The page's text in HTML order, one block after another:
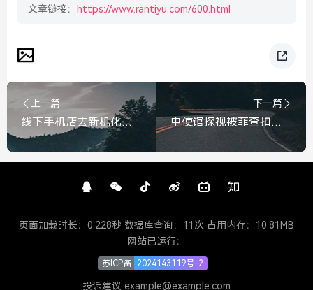
文章链接：
https://www.rantiyu.com/600.html
上一篇
线下手机店去新机化现象，老板直言基本不卖新机了，线下手机店去新机化，老板直言基本不卖新机了
下一篇
中使馆探视被菲查扣的69名中国工人，关切生命安全，敦促依法处置，中使馆探视被菲查扣69名中国工人，关切生命安全，敦促依法处置
页面加载时长：0.228秒 数据库查询：11次 占用内存：10.81MB
网站已运行：
苏ICP备 2024143119号-2
投诉建议 example@example.com